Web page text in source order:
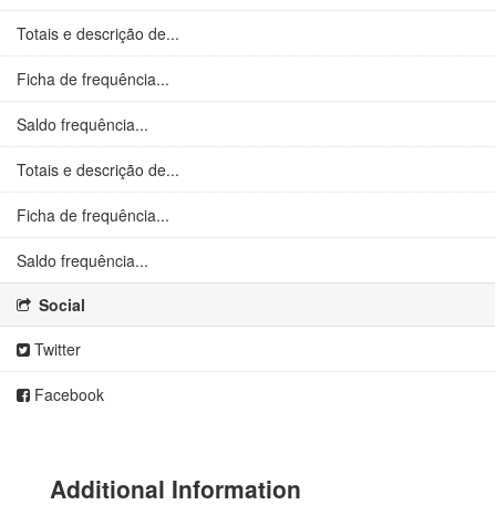
Totais e descrição de...
Ficha de frequência...
Saldo frequência...
Totais e descrição de...
Ficha de frequência...
Saldo frequência...
Social
Twitter
Facebook
Additional Information